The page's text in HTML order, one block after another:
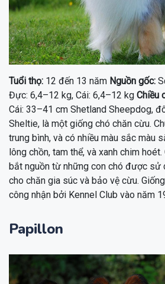
Tuổi thọ: 12 đến 13 năm Nguồn gốc:
Đực: 6,4–12 kg, Cái: 6,4–12 kg Chiều
Cái: 33–41 cm Shetland Sheepdog,
Sheltie, là một giống chó chăn cừu.
trung bình, và có nhiều màu sắc màu
lông chồn, tam thể, và xanh chim
bắt nguồn từ những con chó được sử
cho chăn gia súc và bảo vệ cừu.
công nhận bởi Kennel Club vào năm
Papillon